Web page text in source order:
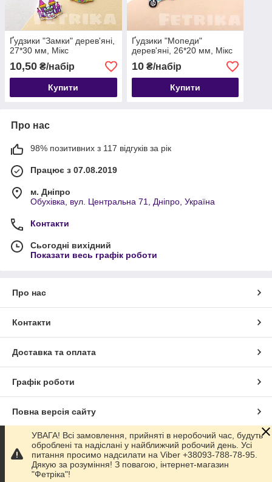
Ґудзики "Замки" дерев'яні,
27*30 мм, Мікс
10,50 ₴/набір
Купити
Ґудзики "Мопеди"
дерев'яні, 26*20 мм, Мікс
10₴/набір
Купити
Про нас
98% позитивних з 117 відгуків за рік
Працює з 07.08.2019
м. Дніпро
Обухівка, вул. Центральна 71, Дніпро, Україна
Контакти
Сьогодні вихідний
Показати весь графік роботи
Про нас
Контакти
Доставка та оплата
Графік роботи
Повна версія сайту
Сайт створено на маркетплейсіProm.ua
Політика конфіденційності
УВАГА! Всі замовлення, прийняті в неробочий час, будуть
оброблені та надіслані у найближчий робочий день. Усі
питання просимо надсилати на Viber +38093-788-78-95.
Дякую за розуміння! З повагою, інтернет-магазин
"Фетріка"!